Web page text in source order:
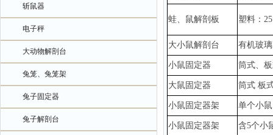
斩鼠器
电子秤
大动物解剖台
兔笼、兔笼架
兔子固定器
兔子解剖台
蛙、鼠解剖板 塑料：
大小鼠解剖台 有机玻
小鼠固定器 筒式、
大鼠固定器 筒式 板
小鼠固定器架 单个小
小鼠固定器架 含5个小